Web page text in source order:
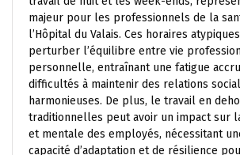
majeur pour les professionnels de la
l’Hôpital du Valais. Ces horaires
perturber l’équilibre entre vie
personnelle, entraînant une fatigue
difficultés à maintenir des relations
harmonieuses. De plus, le travail en
traditionnelles peut avoir un impact sur
et mentale des employés, nécessitant
capacité d’adaptation et de résilience